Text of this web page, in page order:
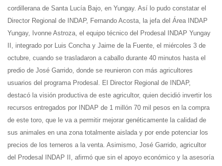
cordillerana de Santa Lucía Bajo, en Yungay. Así lo pudo constatar el
Director Regional de INDAP, Fernando Acosta, la jefa del Área INDAP
Yungay, Ivonne Astroza, el equipo técnico del Prodesal INDAP Yungay
II, integrado por Luis Concha y Jaime de la Fuente, el miércoles 3 de
octubre, cuando se trasladaron a caballo durante 40 minutos hasta el
predio de José Garrido, donde se reunieron con más agricultores
usuarios del programa Prodesal. El Director Regional de INDAP,
destacó la visión productiva de este agricultor, quien decidió invertir los
recursos entregados por INDAP de 1 millón 70 mil pesos en la compra
de este toro, que le va a permitir mejorar genéticamente la calidad de
sus animales en una zona totalmente aislada y por ende potenciar los
precios de los terneros a la venta. Asimismo, José Garrido, agricultor
del Prodesal INDAP II, afirmó que sin el apoyo económico y la asesoría